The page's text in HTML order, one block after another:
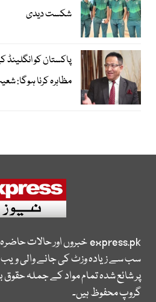
شکست دیدی
پاکستان کو انگلینڈ
مظاہرہ کرنا ہوگا:
express.pkخبروں اور حالات
سب سے زیادہ وزٹ کی جانے والی
پر شائع شدہ تمام مواد کے جملہ
گروپ محفوظ ہیں۔